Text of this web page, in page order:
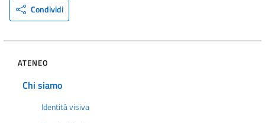
Condividi
ATENEO
Chi siamo
Identità visiva